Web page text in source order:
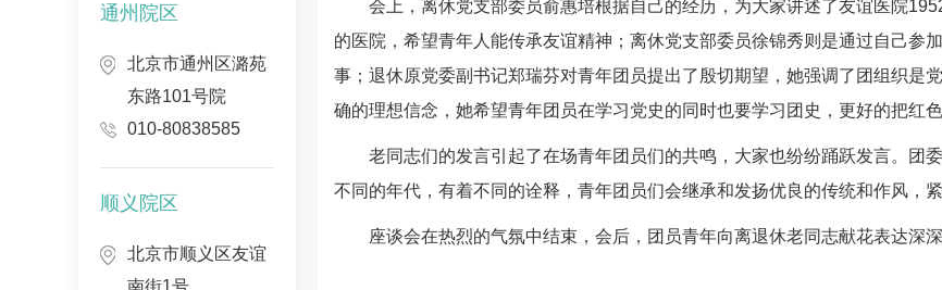
通州院区
北京市通州区潞苑
东路101号院
010-80838585
顺义院区
北京市顺义区友谊
南街1号
会上，离休党支部委员俞惠培根据自己的经历，为大家讲述了友谊医院
的医院，希望青年人能传承友谊精神；离休党支部委员徐锦秀则是通过自己参
事；退休原党委副书记郑瑞芬对青年团员提出了殷切期望，她强调了团组织是
确的理想信念，她希望青年团员在学习党史的同时也要学习团史，更好的把红色
老同志们的发言引起了在场青年团员们的共鸣，大家也纷纷踊跃发言。团
不同的年代，有着不同的诠释，青年团员们会继承和发扬优良的传统和作风，
座谈会在热烈的气氛中结束，会后，团员青年向离退休老同志献花表达深